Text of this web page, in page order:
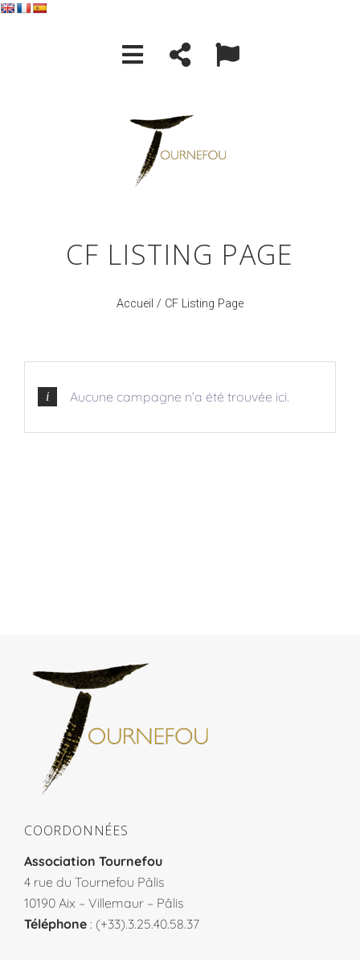
CF LISTING PAGE
Accueil / CF Listing Page
Aucune campagne n’a été trouvée ici.
COORDONNÉES
Association Tournefou
4 rue du Tournefou Pâlis
10190 Aix – Villemaur – Pâlis
Téléphone : (+33).3.25.40.58.37